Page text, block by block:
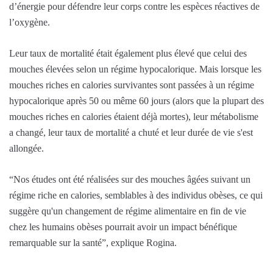
d’énergie pour défendre leur corps contre les espèces réactives de
l’oxygène.
Leur taux de mortalité était également plus élevé que celui des
mouches élevées selon un régime hypocalorique. Mais lorsque les
mouches riches en calories survivantes sont passées à un régime
hypocalorique après 50 ou même 60 jours (alors que la plupart des
mouches riches en calories étaient déjà mortes), leur métabolisme
a changé, leur taux de mortalité a chuté et leur durée de vie s'est
allongée.
“Nos études ont été réalisées sur des mouches âgées suivant un
régime riche en calories, semblables à des individus obèses, ce qui
suggère qu'un changement de régime alimentaire en fin de vie
chez les humains obèses pourrait avoir un impact bénéfique
remarquable sur la santé”, explique Rogina.